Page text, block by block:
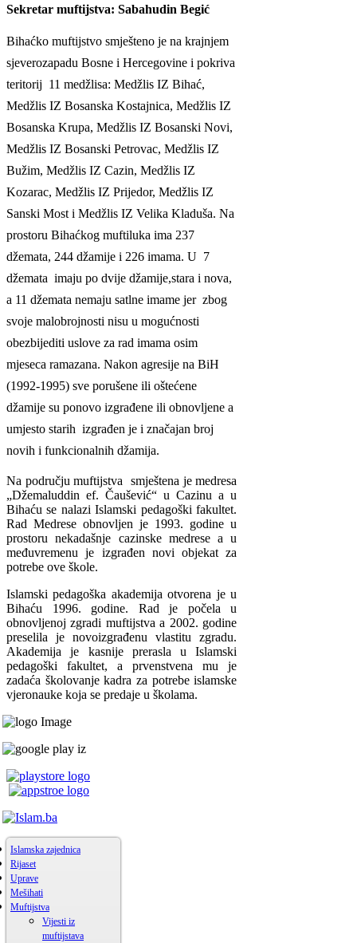
Sekretar muftijstva: Sabahudin Begić
Bihaćko muftijstvo smješteno je na krajnjem
sjeverozapadu Bosne i Hercegovine i pokriva
teritorij 11 medžlisa: Medžlis IZ Bihać,
Medžlis IZ Bosanska Kostajnica, Medžlis IZ
Bosanska Krupa, Medžlis IZ Bosanski Novi,
Medžlis IZ Bosanski Petrovac, Medžlis IZ
Bužim, Medžlis IZ Cazin, Medžlis IZ
Kozarac, Medžlis IZ Prijedor, Medžlis IZ
Sanski Most i Medžlis IZ Velika Kladuša. Na
prostoru Bihaćkog muftiluka ima 237
džemata, 244 džamije i 226 imama. U 7
džemata imaju po dvije džamije,stara i nova,
a 11 džemata nemaju satlne imame jer zbog
svoje malobrojnosti nisu u mogućnosti
obezbijediti uslove za rad imama osim
mjeseca ramazana. Nakon agresije na BiH
(1992-1995) sve porušene ili oštećene
džamije su ponovo izgrađene ili obnovljene a
umjesto starih izgrađen je i značajan broj
novih i funkcionalnih džamija.
Na području muftijstva smještena je medresa
„Džemaluddin ef. Čaušević“ u Cazinu a u
Bihaću se nalazi Islamski pedagoški fakultet.
Rad Medrese obnovljen je 1993. godine u
prostoru nekadašnje cazinske medrese a u
međuvremenu je izgrađen novi objekat za
potrebe ove škole.
Islamski pedagoška akademija otvorena je u
Bihaću 1996. godine. Rad je počela u
obnovljenoj zgradi muftijstva a 2002. godine
preselila je novoizgrađenu vlastitu zgradu.
Akademija je kasnije prerasla u Islamski
pedagoški fakultet, a prvenstvena mu je
zadaća školovanje kadra za potrebe islamske
vjeronauke koja se predaje u školama.
Islamska zajednica
Rijaset
Uprave
Mešihati
Muftijstva
Vijesti iz
muftijstava